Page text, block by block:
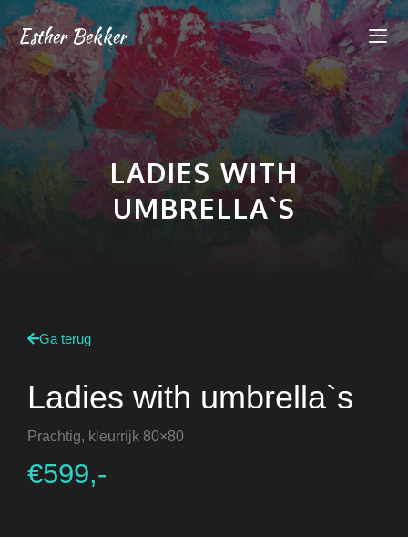
Esther Bekker
LADIES WITH
UMBRELLA`S
Ga terug
Ladies with umbrella`s
Prachtig, kleurrijk 80×80
€599,-